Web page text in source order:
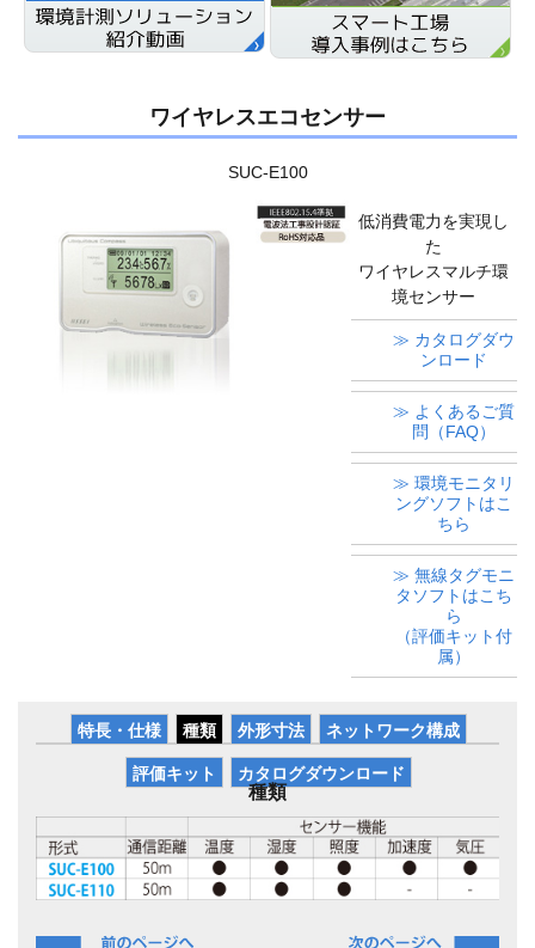
ワイヤレスエコセンサー
SUC-E100
低消費電力を実現し
た
ワイヤレスマルチ環
境センサー
≫ カタログダウ
ンロード
≫ よくあるご質
問（FAQ）
≫ 環境モニタリ
ングソフトはこ
ちら
≫ 無線タグモニ
タソフトはこち
ら
（評価キット付
属）
特長・仕様 種類 外形寸法 ネットワーク構成
評価キット カタログダウンロード
種類